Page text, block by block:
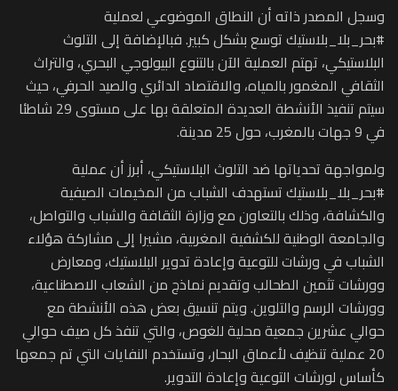
وسجل المصدر ذاته أن النطاق الموضوعي لعملية
#بحر_بلا_بلاستيك توسع بشكل كبير. فبالإضافة إلى التلوث
البلاستيكي، تهتم العملية الآن بالتنوع البيولوجي البحري، والتراث
الثقافي المغمور بالمياه، والاقتصاد الدائري والصيد الحرفي، حيث
سيتم تنفيذ الأنشطة العديدة المتعلقة بها على مستوى 29 شاطئا
في 9 جهات بالمغرب، حول 25 مدينة.
ولمواجهة تحدياتها ضد التلوث البلاستيكي، أبرز أن عملية
#بحر_بلا_بلاستيك تستهدف الشباب من المخيمات الصيفية
والكشافة، وذلك بالتعاون مع وزارة الثقافة والشباب والتواصل،
والجامعة الوطنية للكشفية المغربية، مشيرا إلى مشاركة هؤلاء
الشباب في ورشات للتوعية وإعادة تدوير البلاستيك، ومعارض
وورشات تثمين الطحالب وتقديم نماذج من الشعاب الاصطناعية،
وورشات الرسم والتلوين. ويتم تنسيق بعض هذه الأنشطة مع
حوالي عشرين جمعية محلية للغوص، والتي تنفذ كل صيف حوالي
20 عملية تنظيف لأعماق البحار، وتستخدم النفايات التي تم جمعها
كأساس لورشات التوعية وإعادة التدوير.